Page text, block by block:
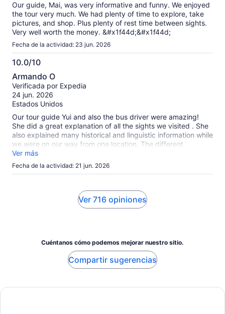
Our guide, Mai, was very informative and funny. We enjoyed
the tour very much. We had plenty of time to explore, take
pictures, and shop. Plus plenty of rest time between sights.
Very well worth the money. &#x1f44d;&#x1f44d;
Fecha de la actividad: 23 jun. 2026
10.0/10
10.0
de
10
Armando O
Verificada por Expedia
24 jun. 2026
Estados Unidos
Our tour guide Yui and also the bus driver were amazing!
She did a great explanation of all the sights we visited . She
also explained many historical and linguistic information while
we were on our way from one location. The different
locations we visited were very nice and enjoyable. The free
time given at each location was long enough to explore. I
definitely recommend this tour to anyone.
Ver más
Fecha de la actividad: 21 jun. 2026
Ver 716 opiniones
Cuéntanos cómo podemos mejorar nuestro sitio.
Compartir sugerencias